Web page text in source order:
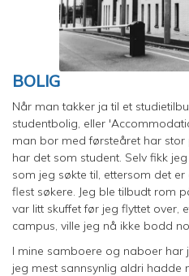
BOLIG
Når man takker ja til et
studentbolig, eller
man bor med førsteåret har
har det som student. Selv fikk
som jeg søkte til, ettersom det
flest søkere. Jeg ble tilbudt rom
var litt skuffet før jeg flyttet over,
campus, ville jeg nå ikke bodd
I mine samboere og naboer har
jeg mest sannsynlig aldri hadde